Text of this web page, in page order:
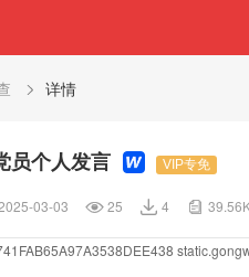
详情
员个人发言 VIP专免
03-03 25 4